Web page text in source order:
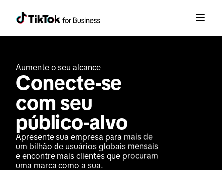
Aumente o seu alcance
Conecte-se
com seu
público-alvo
Apresente sua empresa para mais de
um bilhão de usuários globais mensais
e encontre mais clientes que procuram
uma marca como a sua.